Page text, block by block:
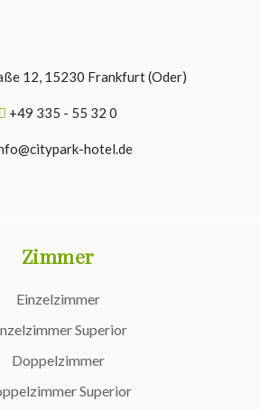
12, 15230 Frankfurt (Oder)
+49 335 - 55 32 0
hotel.de
Zimmer
Einzelzimmer
Superior
Doppelzimmer
Superior